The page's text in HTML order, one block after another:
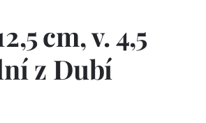
cm, v. 4,5
z Dubí